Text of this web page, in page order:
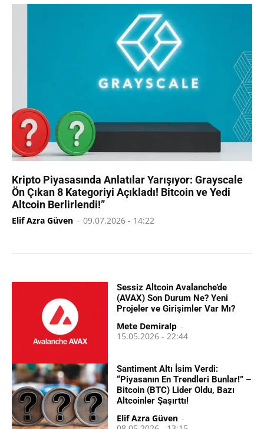
Kripto Piyasasında Anlatılar Yarışıyor: Grayscale
Ön Çıkan 8 Kategoriyi Açıkladı! Bitcoin ve Yedi
Altcoin Berlirlendi!”
Elif Azra Güven - 09.07.2026 - 14:22
Sessiz Altcoin Avalanche’de
(AVAX) Son Durum Ne? Yeni
Projeler ve Girişimler Var Mı?
Mete Demiralp -
15.05.2026 - 22:44
Santiment Altı İsim Verdi:
“Piyasanın En Trendleri Bunlar!” –
Bitcoin (BTC) Lider Oldu, Bazı
Altcoinler Şaşırttı!
Elif Azra Güven -